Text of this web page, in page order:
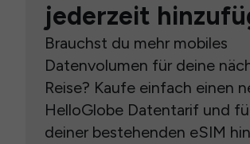
jederzeit
Brauchst du mehr mobiles
Datenvolumen für deine
Reise? Kaufe einfach einen
HelloGlobe Datentarif und
deiner bestehenden eSIM